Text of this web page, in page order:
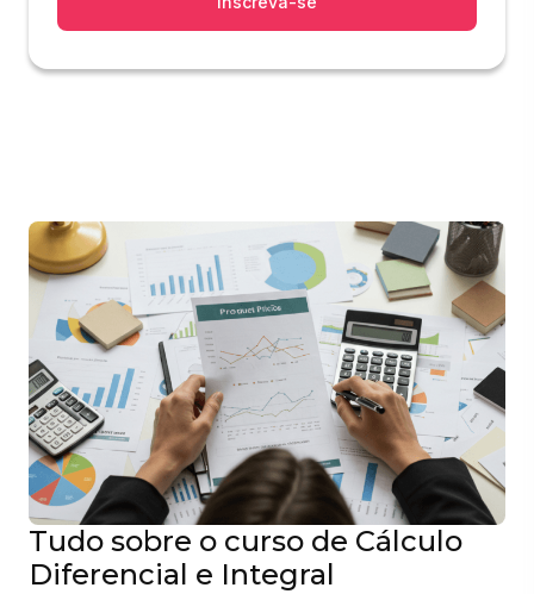
Tudo sobre o curso de Cálculo
Diferencial e Integral